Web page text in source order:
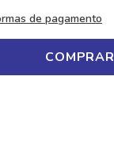
de pagamento
COMPRAR